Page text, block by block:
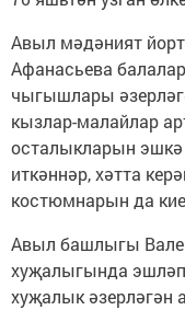
Авыл мәдәният
Афанасьева
чыгышлары
кызлар-малайлар
осталыкларын
иткәннәр, хәтта
костюмнарын да
Авыл башлыгы
хуҗалыгында
хуҗалык әзерләгән